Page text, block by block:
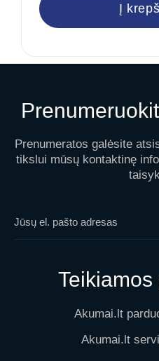
Į
Prenumeratos galėsite
tikslui mūsų kontaktinę
Akumai.lt
Akumai.lt